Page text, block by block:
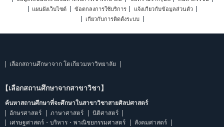
แผนผังเว็บไซต์
ข้อตกลงการใช้บริการ
แจ้งเกี่ยวกับข้อมูลส่วนตัว
เกี่ยวกับการติดตั้งระบบ
เลือกสถานศึกษาจาก โตเกียวมหาวิทยาลัย
【เลือกสถานศึกษาจากสาขาวิชา】
ค้นหาสถานศึกษาที่จะศึกษาในสาขาวิชาสายศิลปศาสตร์
อักษรศาสตร์
ภาษาศาสตร์
นิติศาสตร์
เศรษฐศาสตร์・บริหาร・พาณิชยกรรมศาสตร์
สังคมศาสตร์